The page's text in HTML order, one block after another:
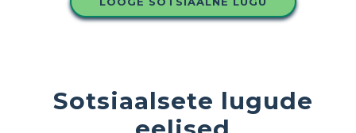
Sotsiaalsete lugude